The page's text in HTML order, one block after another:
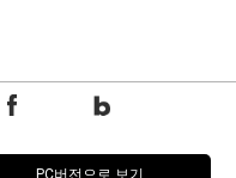
PC버전으로 보기